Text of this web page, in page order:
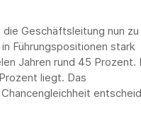
Geschäftsleitung nun
Führungspositionen stark
Jahren rund 45 Prozent.
liegt. Das